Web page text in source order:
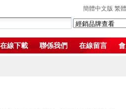
簡體中文版 繁
在線下載 聯係我們 在線留言